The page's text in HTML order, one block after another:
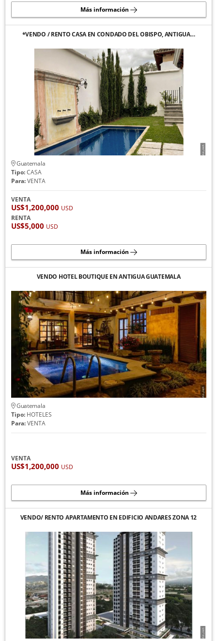
Más información
*VENDO / RENTO CASA EN CONDADO DEL OBISPO, ANTIGUA…
Guatemala
Tipo:CASA
Para:VENTA
VENTA
US$1,200,000 USD
RENTA
US$5,000 USD
Más información
VENDO ​​​​HOTEL BOUTIQUE EN ANTIGUA GUATEMALA
Guatemala
Tipo:HOTELES
Para:VENTA
VENTA
US$1,200,000 USD
Más información
VENDO/ RENTO APARTAMENTO EN EDIFICIO ANDARES ZONA 12